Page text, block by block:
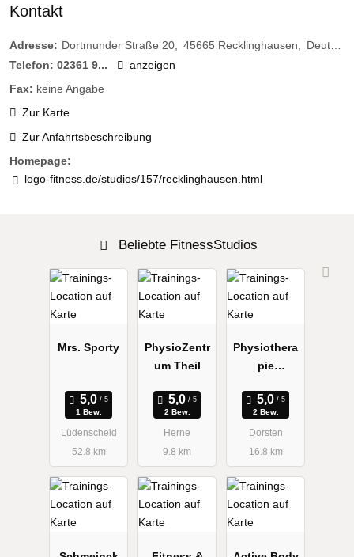
Kontakt
Adresse: Dortmunder Straße 20 45665 Recklinghausen
Deutschland
Telefon: 02361 9...
anzeigen
Fax: keine Angabe
Zur Karte
Zur Anfahrtsbeschreibung
Homepage:
logo-fitness.de/studios/157/recklinghausen.html
Beliebte FitnessStudios
Mrs. Sporty
1 Bew.
Lüdenscheid
52.8 km
PhysioZentr
um Theil
2 Bew.
Herne
9.8 km
Physiothera
pie
2 Bew.
Dorsten
16.8 km